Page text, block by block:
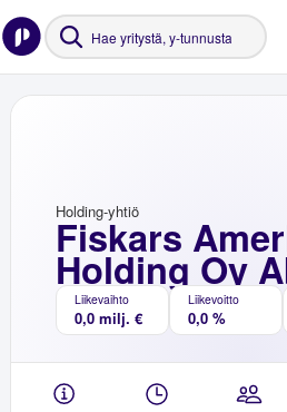
Fiskars
Holding Oy
Holding-yhtiö
Liikevaihto
0,0 milj. €
Liikevoitto
0,0 %